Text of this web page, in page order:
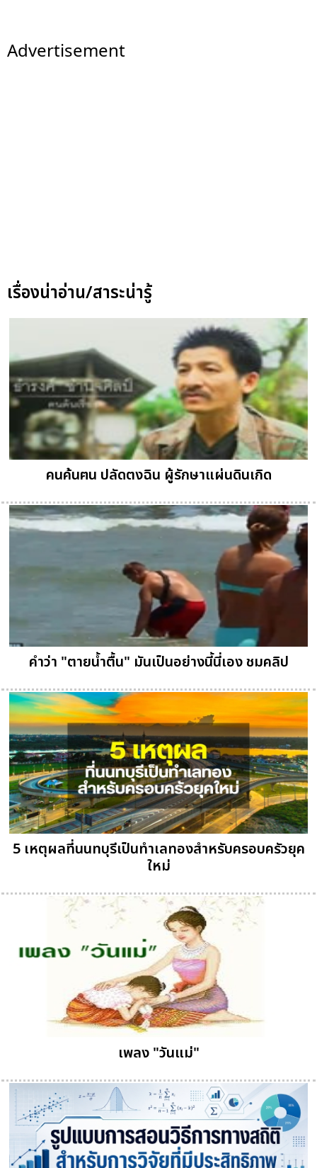
Advertisement
เรื่องน่าอ่าน/สาระน่ารู้
คนค้นฅน ปลัดตงฉิน ผู้รักษาแผ่นดินเกิด
คำว่า "ตายน้ำตื้น" มันเป็นอย่างนี้นี่เอง ชมคลิป
5 เหตุผลที่นนทบุรีเป็นทำเลทองสำหรับครอบครัวยุค
ใหม่
เพลง "วันแม่"